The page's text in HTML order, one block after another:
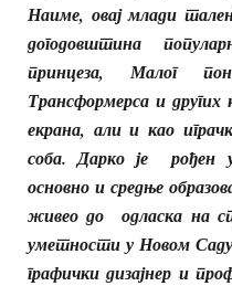
Наиме, овај млади
догодовштина
принцеза, Малог
Трансформерса и
екрана, али и као
соба. Дарко је рођен
основно и средње
живео до одласка на
уметности у Новом
графички дизајнер и